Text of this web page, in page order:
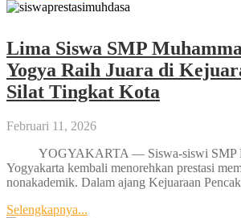
Lima Siswa SMP
Yogya Raih Juara di
Silat Tingkat Kota
Februari 11, 2026
YOGYAKARTA — Siswa-siswi SMP
Yogyakarta kembali menorehkan prestasi
nonakademik. Dalam ajang Kejuaraan
Selengkapnya...